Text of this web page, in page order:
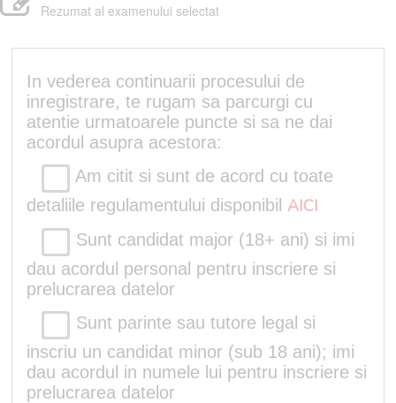
Rezumat al examenului selectat
In vederea continuarii procesului de
inregistrare, te rugam sa parcurgi cu
atentie urmatoarele puncte si sa ne dai
acordul asupra acestora:
Am citit si sunt de acord cu toate
detaliile regulamentului disponibil AICI
Sunt candidat major (18+ ani) si imi
dau acordul personal pentru inscriere si
prelucrarea datelor
Sunt parinte sau tutore legal si
inscriu un candidat minor (sub 18 ani); imi
dau acordul in numele lui pentru inscriere si
prelucrarea datelor